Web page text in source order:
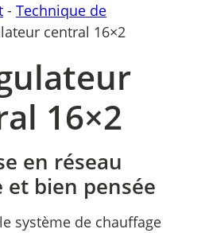
- Technique de
central 16×2
16×2
en réseau
bien pensée
système de chauffage